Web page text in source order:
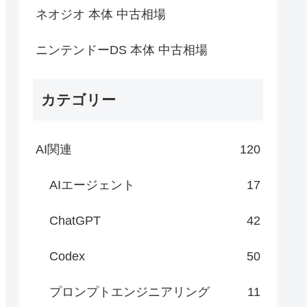
ネオジオ 本体 中古相場
ニンテンドーDS 本体 中古相場
カテゴリー
AI関連 120
AIエージェント 17
ChatGPT 42
Codex 50
プロンプトエンジニアリング 11